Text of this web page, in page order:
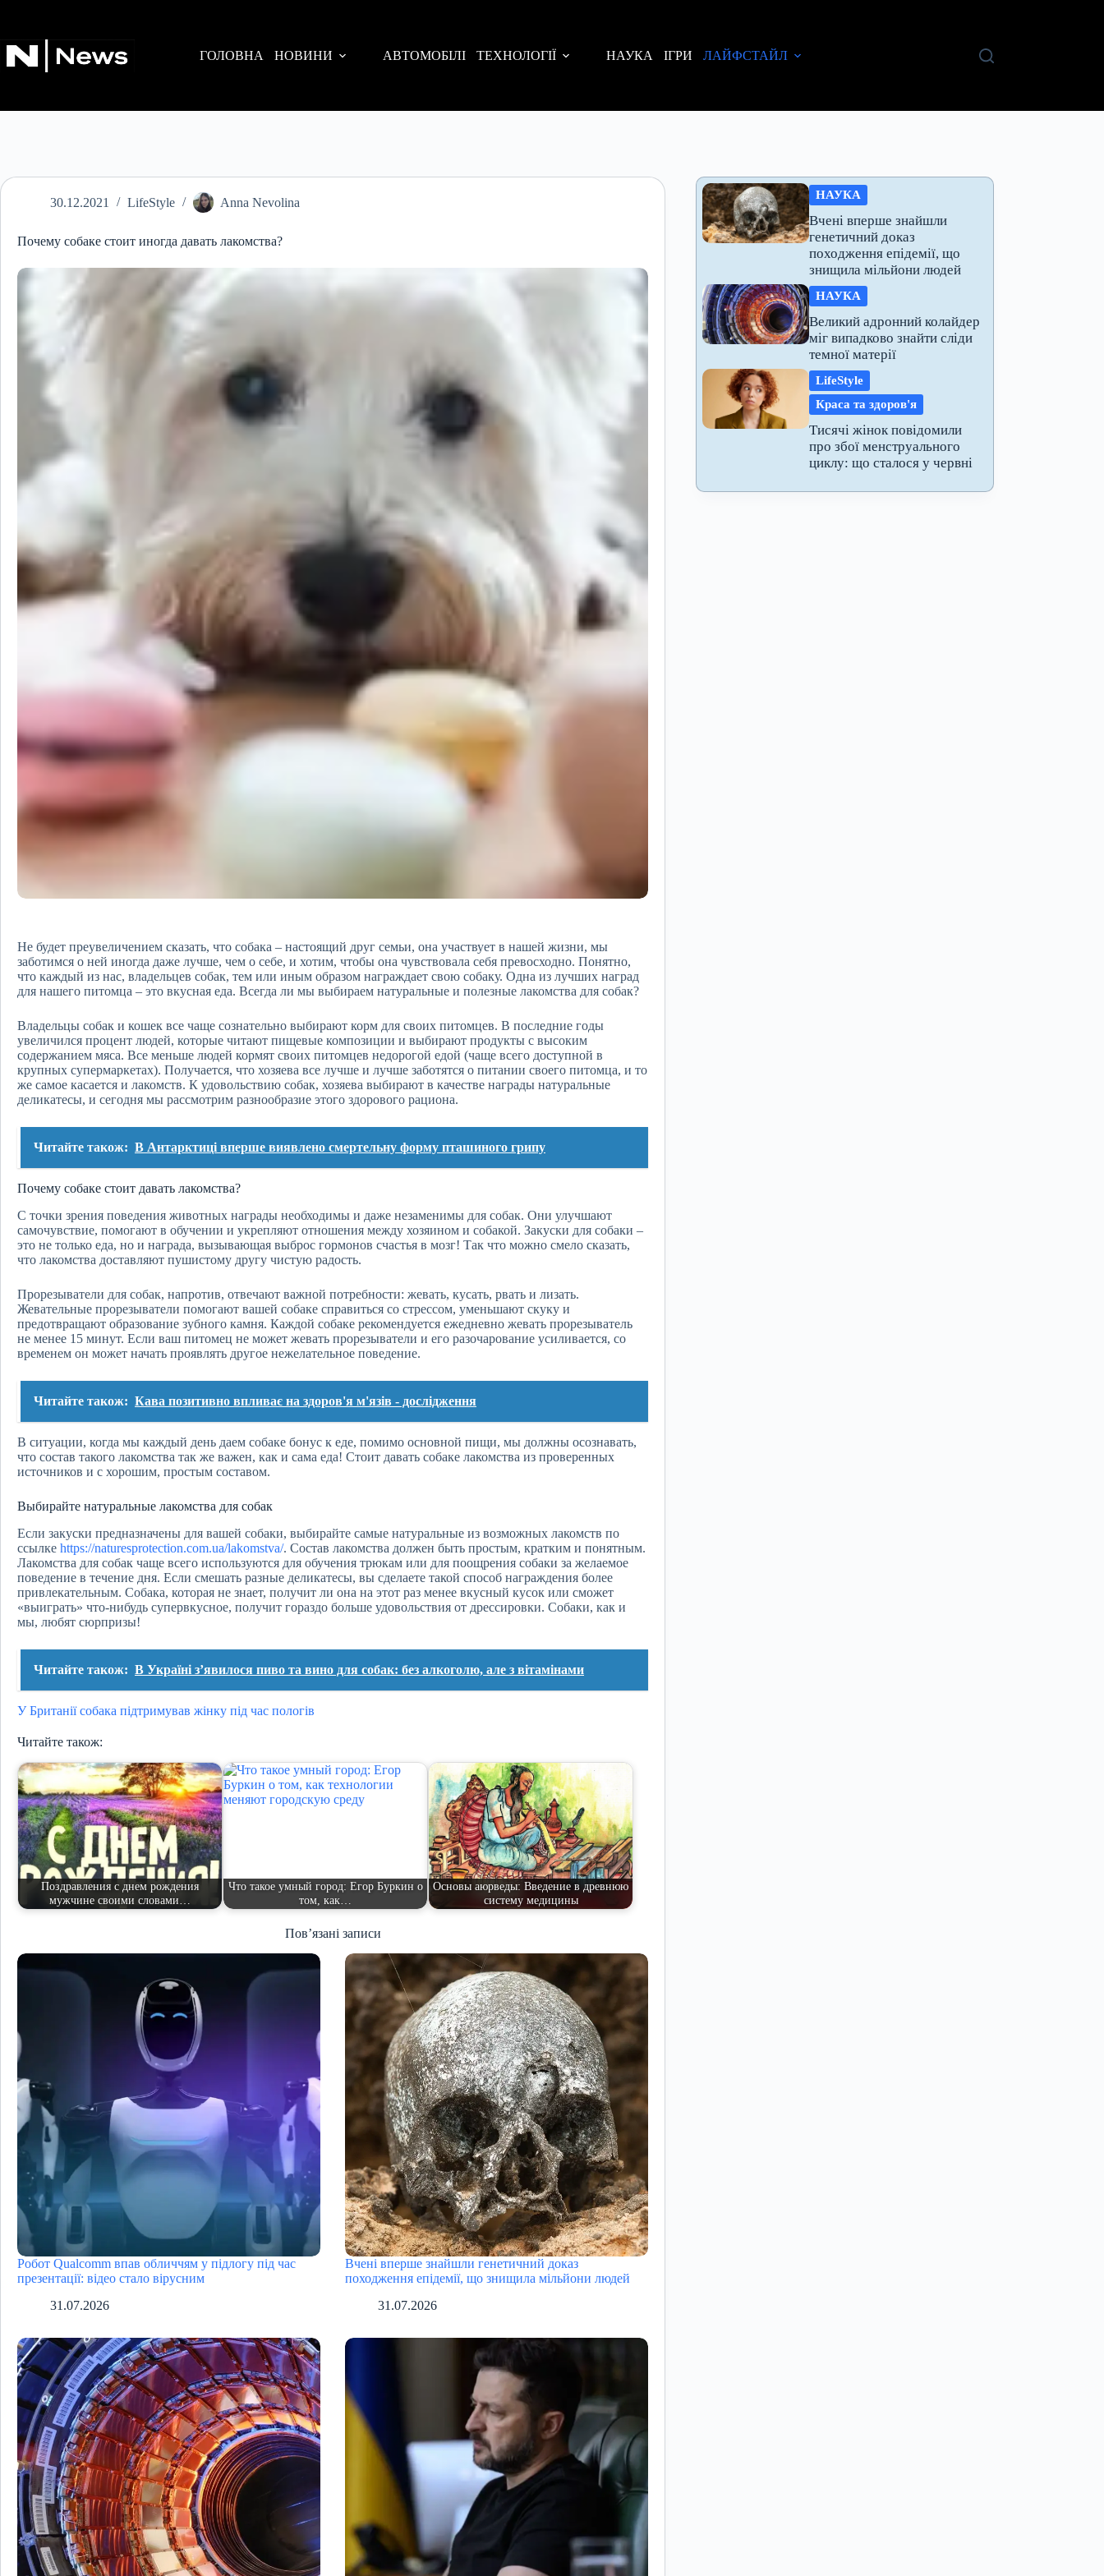
ГОЛОВНА
НОВИНИ АВТОМОБІЛІ ТЕХНОЛОГІЇ НАУКА ІГРИ ЛАЙФСТАЙЛ
30.12.2021 LifeStyle Anna Nevolina
Почему собаке стоит иногда давать лакомства?
Не будет преувеличением сказать, что собака – настоящий друг семьи, она участвует в нашей жизни, мы
заботимся о ней иногда даже лучше, чем о себе, и хотим, чтобы она чувствовала себя превосходно. Понятно,
что каждый из нас, владельцев собак, тем или иным образом награждает свою собаку. Одна из лучших наград
для нашего питомца – это вкусная еда. Всегда ли мы выбираем натуральные и полезные лакомства для собак?
Владельцы собак и кошек все чаще сознательно выбирают корм для своих питомцев. В последние годы
увеличился процент людей, которые читают пищевые композиции и выбирают продукты с высоким
содержанием мяса. Все меньше людей кормят своих питомцев недорогой едой (чаще всего доступной в
крупных супермаркетах). Получается, что хозяева все лучше и лучше заботятся о питании своего питомца, и то
же самое касается и лакомств. К удовольствию собак, хозяева выбирают в качестве награды натуральные
деликатесы, и сегодня мы рассмотрим разнообразие этого здорового рациона.
Читайте також: В Антарктиці вперше виявлено смертельну форму пташиного грипу
Почему собаке стоит давать лакомства?
С точки зрения поведения животных награды необходимы и даже незаменимы для собак. Они улучшают
самочувствие, помогают в обучении и укрепляют отношения между хозяином и собакой. Закуски для собаки –
это не только еда, но и награда, вызывающая выброс гормонов счастья в мозг! Так что можно смело сказать,
что лакомства доставляют пушистому другу чистую радость.
Прорезыватели для собак, напротив, отвечают важной потребности: жевать, кусать, рвать и лизать.
Жевательные прорезыватели помогают вашей собаке справиться со стрессом, уменьшают скуку и
предотвращают образование зубного камня. Каждой собаке рекомендуется ежедневно жевать прорезыватель
не менее 15 минут. Если ваш питомец не может жевать прорезыватели и его разочарование усиливается, со
временем он может начать проявлять другое нежелательное поведение.
Читайте також: Кава позитивно впливає на здоров'я м'язів - дослідження
В ситуации, когда мы каждый день даем собаке бонус к еде, помимо основной пищи, мы должны осознавать,
что состав такого лакомства так же важен, как и сама еда! Стоит давать собаке лакомства из проверенных
источников и с хорошим, простым составом.
Выбирайте натуральные лакомства для собак
Если закуски предназначены для вашей собаки, выбирайте самые натуральные из возможных лакомств по
ссылке https://naturesprotection.com.ua/lakomstva/. Состав лакомства должен быть простым, кратким и понятным.
Лакомства для собак чаще всего используются для обучения трюкам или для поощрения собаки за желаемое
поведение в течение дня. Если смешать разные деликатесы, вы сделаете такой способ награждения более
привлекательным. Собака, которая не знает, получит ли она на этот раз менее вкусный кусок или сможет
«выиграть» что-нибудь супервкусное, получит гораздо больше удовольствия от дрессировки. Собаки, как и
мы, любят сюрпризы!
Читайте також: В Україні зʼявилося пиво та вино для собак: без алкоголю, але з вітамінами
У Британії собака підтримував жінку під час пологів
Читайте також:
Поздравления с днем рождения
мужчине своими словами…
Что такое умный город: Егор Буркин о
том, как…
Основы аюрведы: Введение в древнюю
систему медицины
Пов’язані записи
Робот Qualcomm впав обличчям у підлогу під час
презентації: відео стало вірусним
31.07.2026
Вчені вперше знайшли генетичний доказ
походження епідемії, що знищила мільйони людей
31.07.2026
НАУКА
Вчені вперше знайшли
генетичний доказ
походження епідемії, що
знищила мільйони людей
НАУКА
Великий адронний колайдер
міг випадково знайти сліди
темної матерії
LifeStyle
Краса та здоров'я
Тисячі жінок повідомили
про збої менструального
циклу: що сталося у червні